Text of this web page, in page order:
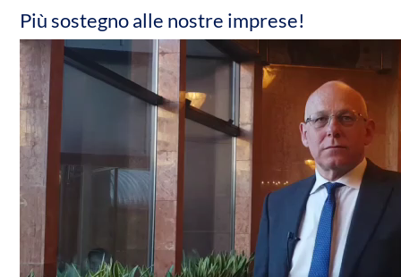
Più sostegno alle nostre imprese!